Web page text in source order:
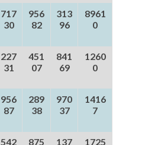
717
30
956
82
313
96
8961
0
227
31
451
07
841
69
1260
0
956
87
289
38
970
37
1416
7
542
875
137
1725